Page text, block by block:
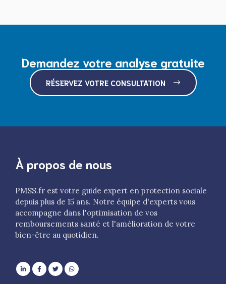
Demandez votre analyse gratuite
RÉSERVEZ VOTRE CONSULTATION
À propos de nous
PMSS.fr est votre guide expert en protection sociale
depuis plus de 15 ans. Notre équipe d'experts vous
accompagne dans l'optimisation de vos
remboursements santé et l'amélioration de votre
bien-être au quotidien.